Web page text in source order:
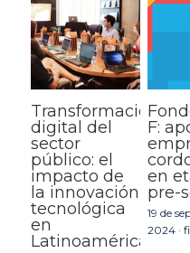
Transformación
digital del
sector
público: el
impacto de
la innovación
tecnológica
en
Latinoamérica
F:
en
pre-
19 de
2024 ·